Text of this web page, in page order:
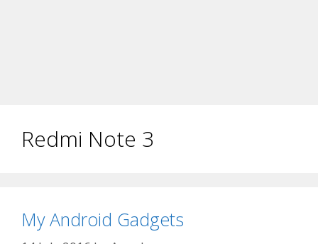
Redmi Note 3
My Android Gadgets